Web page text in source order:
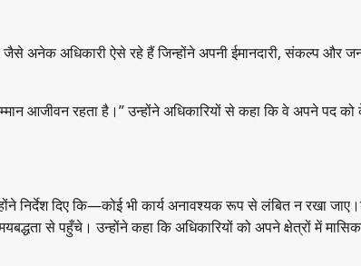
जैसे अनेक अधिकारी ऐसे रहे हैं जिन्होंने अपनी ईमानदारी, संकल्प और
आजीवन रहता है।” उन्होंने अधिकारियों से कहा कि वे अपने पद
निर्देश दिए कि—कोई भी कार्य अनावश्यक रूप से लंबित न रखा
से पहुँचे। उन्होंने कहा कि अधिकारियों को अपने क्षेत्रों में मासिक